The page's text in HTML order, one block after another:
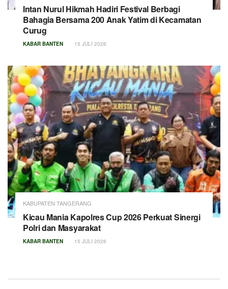
Intan Nurul Hikmah Hadiri Festival Berbagi
Bahagia Bersama 200 Anak Yatim di Kecamatan
Curug
KABAR BANTEN 15 JULI 2026
KABUPATEN TANGERANG
Kicau Mania Kapolres Cup 2026 Perkuat Sinergi
Polri dan Masyarakat
KABAR BANTEN 15 JULI 2026